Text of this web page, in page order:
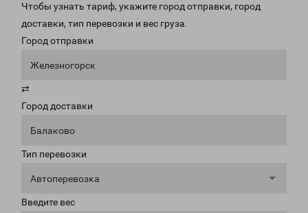
Чтобы узнать тариф, укажите город отправки, город
доставки, тип перевозки и вес груза.
Город отправки
Железногорск
⇄
Город доставки
Балаково
Тип перевозки
Автоперевозка
Введите вес